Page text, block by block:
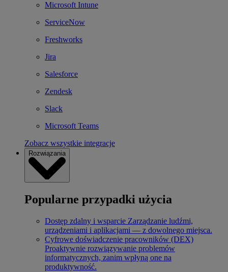
Microsoft Intune
ServiceNow
Freshworks
Jira
Salesforce
Zendesk
Slack
Microsoft Teams
Zobacz wszystkie integracje
Rozwiązania
Popularne przypadki użycia
Dostęp zdalny i wsparcie Zarządzanie ludźmi,
urządzeniami i aplikacjami — z dowolnego miejsca.
Cyfrowe doświadczenie pracowników (DEX)
Proaktywnie rozwiązywanie problemów
informatycznych, zanim wpłyną one na
produktywność.